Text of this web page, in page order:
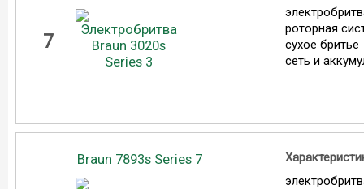
7
роторная
сухое бритье
сеть и
Braun 7893s Series 7